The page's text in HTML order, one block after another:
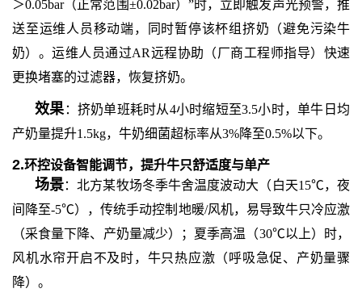
＞0.05bar（正常范围±0.02bar）”时，立即触发声光预警，推
送至运维人员移动端，同时暂停该杯组挤奶（避免污染牛
奶）。运维人员通过AR远程协助（厂商工程师指导）快速
更换堵塞的过滤器，恢复挤奶。
效果 ：挤奶单班耗时从4小时缩短至3.5小时，单牛日均
产奶量提升1.5kg，牛奶细菌超标率从3%降至0.5%以下。
2.环控设备智能调节，提升牛只舒适度与单产
场景：北方某牧场冬季牛舍温度波动大（白天15℃，夜
间降至-5℃），传统手动控制地暖/风机，易导致牛只冷应激
（采食量下降、产奶量减少）；夏季高温（30℃以上）时，
风机水帘开启不及时，牛只热应激（呼吸急促、产奶量骤
降）。